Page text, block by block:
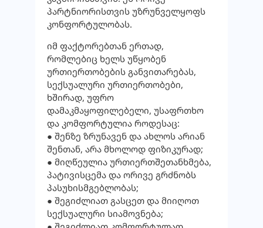
პარტნიორისთვის უზრუნველყოფს
კონფორტულობას.
იმ ფაქტორებთან ერთად,
რომლებიც ხელს უწყობენ
ურთიერთობების განვითარებას,
სექსუალური ურთიერთობები,
ხშირად, უფრო
დამაკმაყოფილებელი, უსაფრთხო
და კომფორტულია როდესაც:
● შენზე ზრუნავენ და ახლოს არიან
შენთან, არა მხოლოდ ფიზიკურად;
● მიღწეულია ურთიერთშეთანხმება,
პატივისცემა და ორივე გრძნობს
პასუხისმგებლობას;
● შეგიძლიათ გასცეთ და მიიღოთ
სექსუალური სიამოვნება;